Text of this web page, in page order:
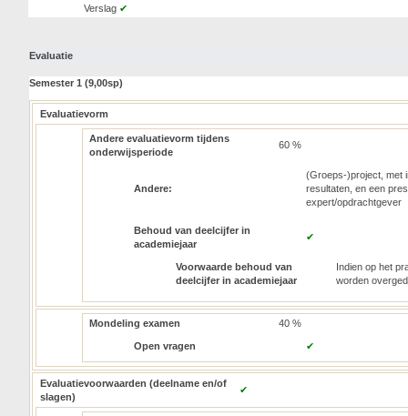
Verslag ✔
Evaluatie
Semester 1 (9,00sp)
Evaluatievorm
Andere evaluatievorm tijdens
onderwijsperiode
60 %
Andere:
(Groeps-)project, met
resultaten, en een
expert/opdrachtgever
Behoud van deelcijfer in
academiejaar
✔
Voorwaarde behoud van
deelcijfer in academiejaar
Indien op het
worden
Mondeling examen 40 %
Open vragen ✔
Evaluatievoorwaarden (deelname en/of
slagen)
✔